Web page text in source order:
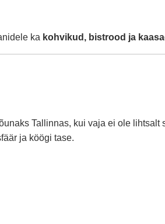
ka kohvikud, bistrood ja
Tallinnas, kui vaja ei ole
ja köögi tase.